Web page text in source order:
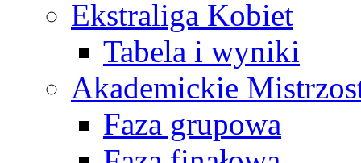
Ekstraliga Kobiet
Tabela i wyniki
Akademickie
Faza grupowa